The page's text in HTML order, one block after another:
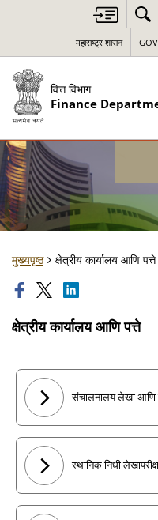
महाराष्ट्र शासन
वित्त विभाग
Finance
मुख्यपृष्ठ क्षेत्रीय कार्यालय आणि पत्ते
क्षेत्रीय कार्यालय आणि पत्ते
संचालनालय लेखा आणि
स्थानिक निधी